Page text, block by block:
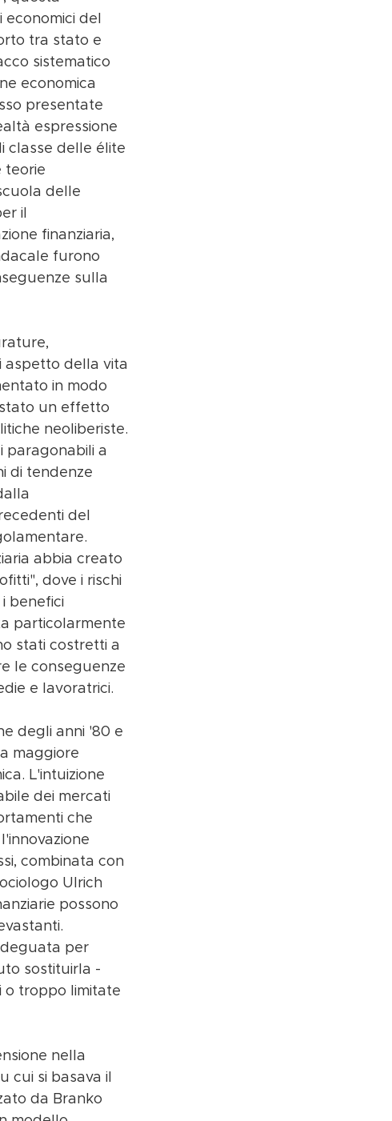
del
tra stato e
sistematico
economica
presentate
espressione
classe delle élite
teorie
delle
il
finanziaria,
furono
sulla
aspetto della vita
in modo
un effetto
neoliberiste.
paragonabili a
di tendenze
del
abbia creato
dove i rischi
benefici
particolarmente
stati costretti a
le conseguenze
e lavoratrici.
degli anni '80 e
maggiore
L'intuizione
dei mercati
che
combinata con
Ulrich
possono
per
sostituirla -
o troppo limitate
nella
cui si basava il
da Branko